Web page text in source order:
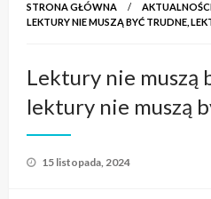
STRONA GŁÓWNA
LEKTURY NIE MUSZĄ BYĆ TRUDNE,
Lektury nie muszą
lektury nie muszą
Opublikowane
15 listopada, 2024